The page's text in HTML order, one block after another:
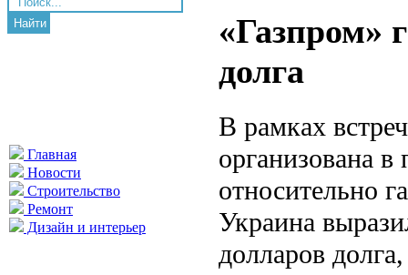
Найти
Главная
Новости
Строительство
Ремонт
Дизайн и интерьер
«Газпром»
долга
В рамках
организована в
относительно
Украина
долларов